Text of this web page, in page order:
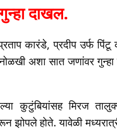
दाखल.
कारंडे, प्रदीप उर्फ
अशा सात जणांवर
कुटुंबियांसह मिरज
झोपले होते. यावेळी